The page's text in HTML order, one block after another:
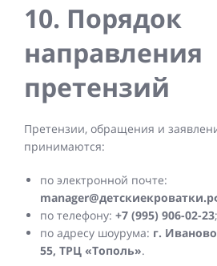
10. Порядок
направления
претензий
Претензии, обращения и
принимаются:
по электронной почте:
по телефону: +7 (995) 906-02-23;
по адресу шоурума: г.
55, ТРЦ «Тополь».